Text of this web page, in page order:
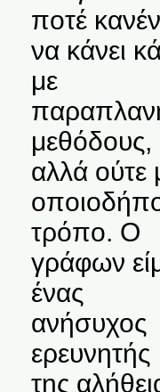
ποτέ
να κάνει
με
μεθόδους,
αλλά ούτε
τρόπο. Ο
γράφων
ένας
ανήσυχος
ερευνητής
της